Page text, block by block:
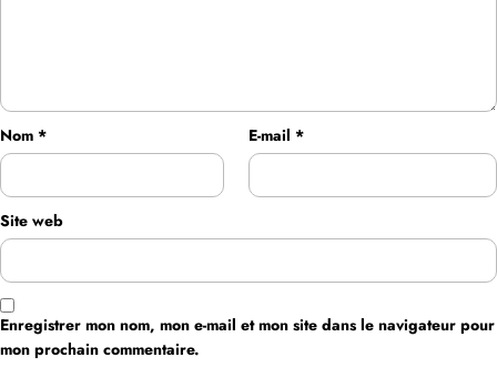
Nom * E-mail *
Site web
Enregistrer mon nom, mon e-mail et mon site dans le navigateur pour
mon prochain commentaire.